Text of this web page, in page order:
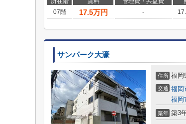
07階
17.5万円 -
サンパーク大濠
住所 福岡
交通 福岡
福岡
築年 築3